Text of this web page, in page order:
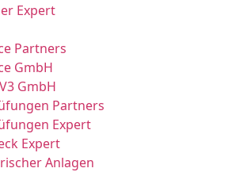
Expert
Partners
GmbH
GmbH
Partners
Expert
Expert
Anlagen